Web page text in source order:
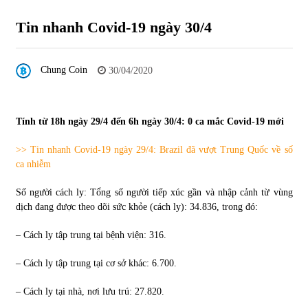
5/2022
Top 10 mặt hàng Việt Nam xuất khẩu nhiều nhất tháng
07/06/2022
06/06/2022
31/05/2022
Tin nhanh Covid-19 ngày 30/4
Chung Coin 30/04/2020
Tính từ 18h ngày 29/4 đến 6h ngày 30/4: 0 ca mắc Covid-19 mới
>> Tin nhanh Covid-19 ngày 29/4: Brazil đã vượt Trung Quốc về số
ca nhiễm
Số người cách ly: Tổng số người tiếp xúc gần và nhập cảnh từ vùng
dịch đang được theo dõi sức khỏe (cách ly): 34.836, trong đó:
– Cách ly tập trung tại bệnh viện: 316.
– Cách ly tập trung tại cơ sở khác: 6.700.
– Cách ly tại nhà, nơi lưu trú: 27.820.